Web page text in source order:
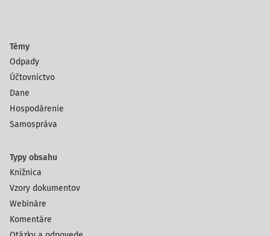
Témy
Odpady
Účtovníctvo
Dane
Hospodárenie
Samospráva
Typy obsahu
Knižnica
Vzory dokumentov
Webináre
Komentáre